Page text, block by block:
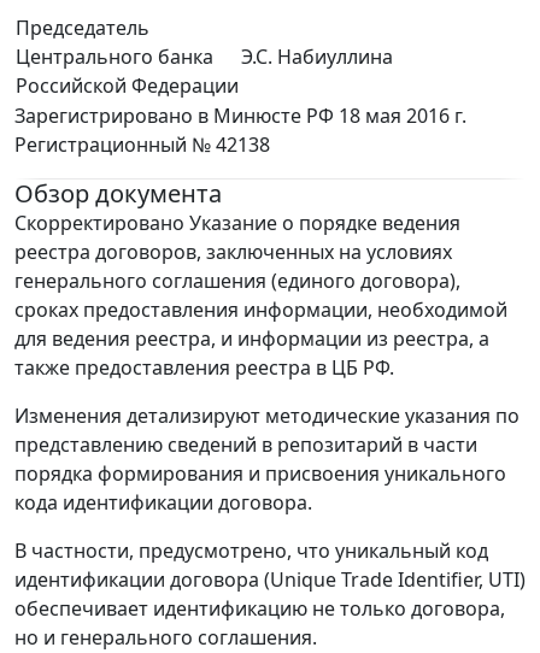
Председатель
Центрального банка
Российской Федерации
Э.С. Набиуллина
Зарегистрировано в Минюсте РФ 18 мая 2016 г.
Регистрационный № 42138
Обзор документа
Скорректировано Указание о порядке ведения
реестра договоров, заключенных на условиях
генерального соглашения (единого договора),
сроках предоставления информации, необходимой
для ведения реестра, и информации из реестра, а
также предоставления реестра в ЦБ РФ.
Изменения детализируют методические указания по
представлению сведений в репозитарий в части
порядка формирования и присвоения уникального
кода идентификации договора.
В частности, предусмотрено, что уникальный код
идентификации договора (Unique Trade Identifier, UTI)
обеспечивает идентификацию не только договора,
но и генерального соглашения.